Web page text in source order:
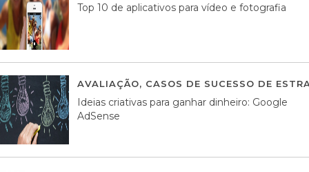
Top 10 de aplicativos para vídeo e fotografia
AVALIAÇÃO, CASOS DE SUCESSO DE
Ideias criativas para ganhar dinheiro: Google
AdSense